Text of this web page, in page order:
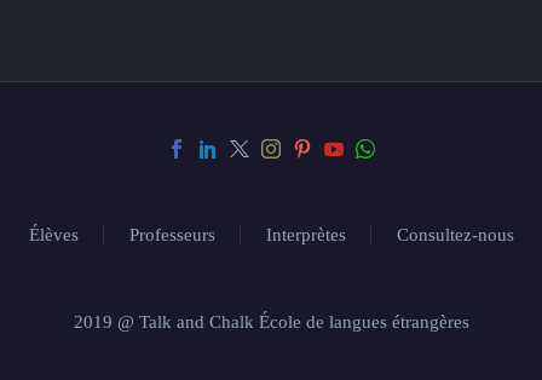
Élèves Professeurs Interprètes Consultez-nous
2019 @ Talk and Chalk École de langues étrangères